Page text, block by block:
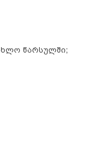
წარსულში;